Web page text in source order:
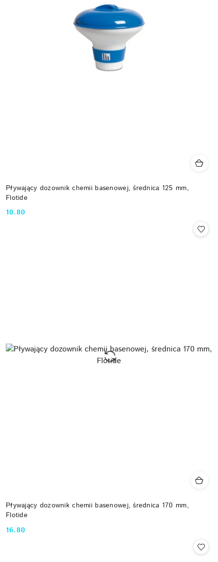
Pływający dozownik chemii basenowej, średnica 125 mm,
Flotide
Cena:
10.80
Pływający dozownik chemii basenowej, średnica 170 mm,
Flotide
Cena:
16.80